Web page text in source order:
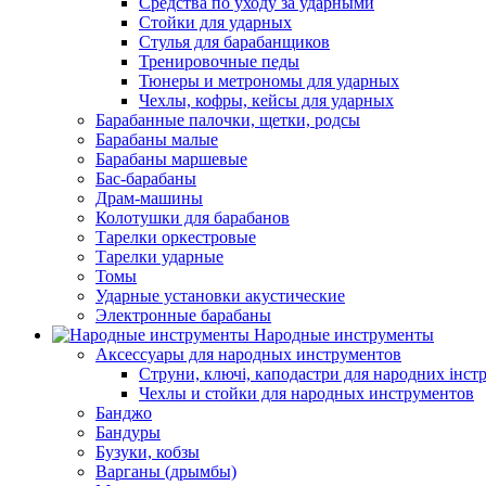
Стойки для ударных
Стулья для барабанщиков
Тренировочные педы
Тюнеры и метрономы для ударных
Чехлы, кофры, кейсы для ударных
Барабанные палочки, щетки, родсы
Барабаны малые
Барабаны маршевые
Бас-барабаны
Драм-машины
Колотушки для барабанов
Тарелки оркестровые
Тарелки ударные
Томы
Ударные установки акустические
Электронные барабаны
Народные инструменты
Аксессуары для народных инструментов
Струни, ключі, каподастри для народних
Чехлы и стойки для народных инструментов
Банджо
Бандуры
Бузуки, кобзы
Варганы (дрымбы)